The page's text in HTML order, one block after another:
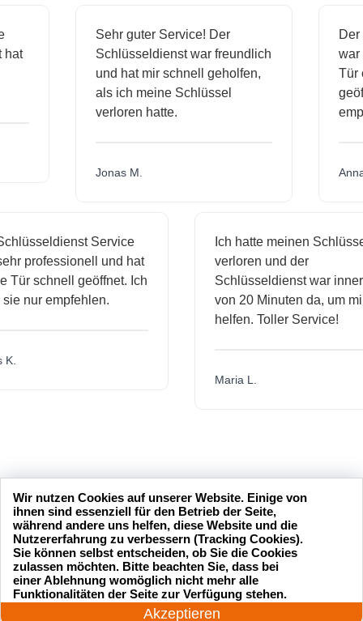
hat
Sehr guter Service! Der
Schlüsseldienst war freundlich
und hat mir schnell geholfen,
als ich meine Schlüssel
verloren hatte.
Jonas M.
Service
professionell und hat
schnell geöffnet. Ich
nur empfehlen.
Ich hatte meinen Schlüssel
verloren und der
Schlüsseldienst war
von 20 Minuten da, um mir
helfen. Toller Service!
Maria L.
24 Stunden am Tag
Akzeptieren
Wir nutzen Cookies auf unserer Website. Einige von
ihnen sind essenziell für den Betrieb der Seite,
während andere uns helfen, diese Website und die
Nutzererfahrung zu verbessern (Tracking Cookies).
Sie können selbst entscheiden, ob Sie die Cookies
zulassen möchten. Bitte beachten Sie, dass bei
einer Ablehnung womöglich nicht mehr alle
Funktionalitäten der Seite zur Verfügung stehen.